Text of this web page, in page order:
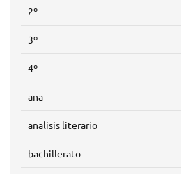
2º
3º
4º
ana
analisis literario
bachillerato